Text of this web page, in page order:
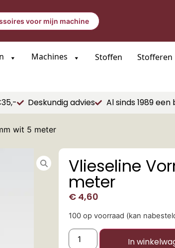
voor mijn machine
Machines Stoffen
Stofferen
Deskundig advies Al sinds 1989
wit 5 meter
Vlieseline
meter
€4,60
100 op voorraad (kan
In